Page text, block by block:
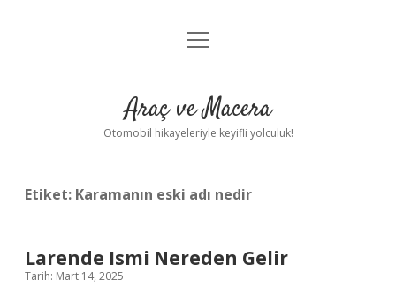
Anasayfa
Yasal Uyarı
menüyü
Araç ve Macera
Otomobil hikayeleriyle keyifli yolculuk!
Etiket: Karamanın eski adı nedir
Larende Ismi Nereden Gelir
Tarih: Mart 14, 2025